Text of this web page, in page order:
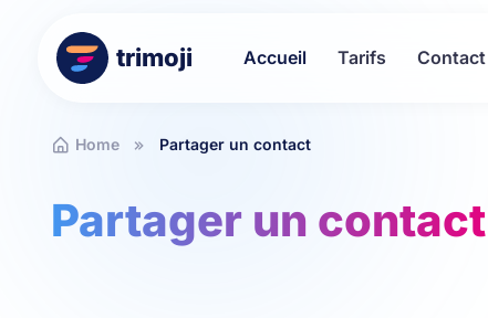
trimoji Accueil Tarifs Contact
Home Partager un contact
Partager un contact